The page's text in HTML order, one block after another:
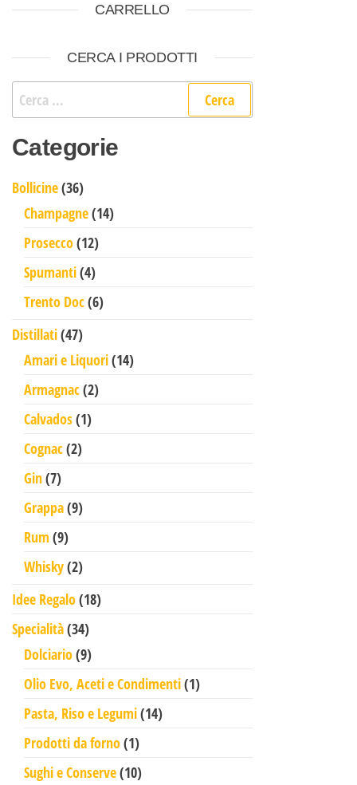
CARRELLO
CERCA I PRODOTTI
Ricerca per:
Categorie
Bollicine 3636 prodotti
Champagne 1414 prodotti
Prosecco 1212 prodotti
Spumanti 44 prodotti
Trento Doc 66 prodotti
Distillati 4747 prodotti
Amari e Liquori 1414 prodotti
Armagnac 22 prodotti
Calvados 11 prodotto
Cognac 22 prodotti
Gin 77 prodotti
Grappa 99 prodotti
Rum 99 prodotti
Whisky 22 prodotti
Idee Regalo 1818 prodotti
Specialità 3434 prodotti
Dolciario 99 prodotti
Olio Evo, Aceti e Condimenti 11 prodotto
Pasta, Riso e Legumi 1414 prodotti
Prodotti da forno 11 prodotto
Sughi e Conserve 1010 prodotti